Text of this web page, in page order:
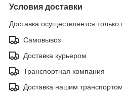
Условия доставки
Доставка осуществляется только
Самовывоз
Доставка курьером
Транспортная компания
Доставка нашим транспортом